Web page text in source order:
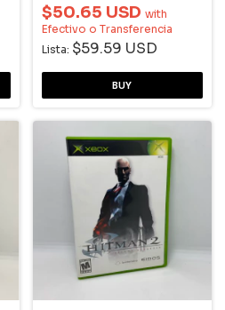
$50.65 USD with
Efectivo o Transferencia
Lista: $59.59 USD